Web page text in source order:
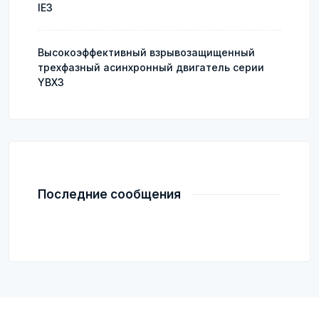
IE3
Высокоэффективный взрывозащищенный
трехфазный асинхронный двигатель серии
YBX3
Последние сообщения